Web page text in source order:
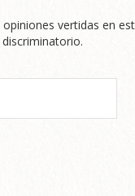
vertidas en